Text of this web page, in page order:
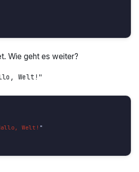
Wie geht es weiter?
Welt!"
Welt! "